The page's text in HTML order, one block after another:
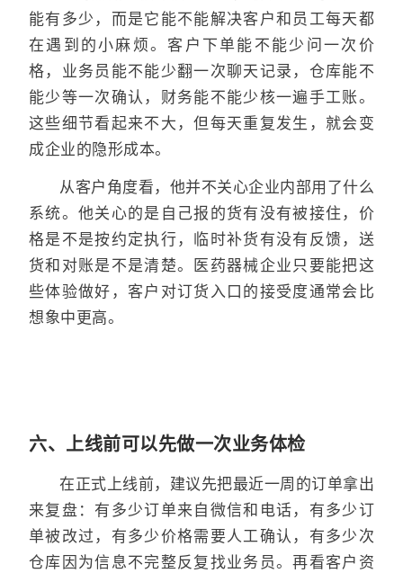
能有多少，而是它能不能解决客户和员工每天都
在遇到的小麻烦。客户下单能不能少问一次价
格，业务员能不能少翻一次聊天记录，仓库能不
能少等一次确认，财务能不能少核一遍手工账。
这些细节看起来不大，但每天重复发生，就会变
成企业的隐形成本。
从客户角度看，他并不关心企业内部用了什么
系统。他关心的是自己报的货有没有被接住，价
格是不是按约定执行，临时补货有没有反馈，送
货和对账是不是清楚。医药器械企业只要能把这
些体验做好，客户对订货入口的接受度通常会比
想象中更高。
六、上线前可以先做一次业务体检
在正式上线前，建议先把最近一周的订单拿出
来复盘：有多少订单来自微信和电话，有多少订
单被改过，有多少价格需要人工确认，有多少次
仓库因为信息不完整反复找业务员。再看客户资